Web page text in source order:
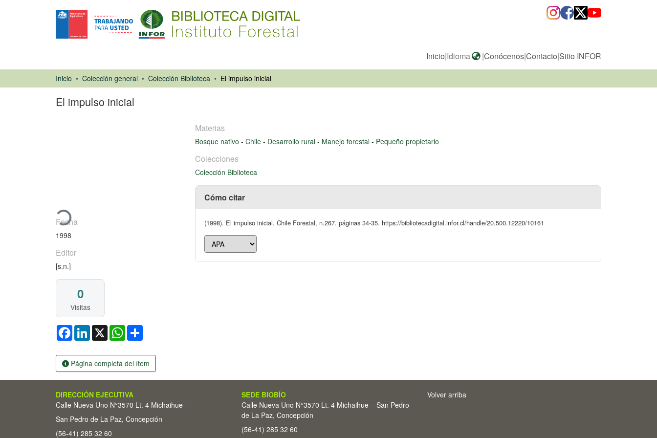
Inicio|Idioma |Conócenos|Contacto|Sitio INFOR
Inicio Colección general Colección Biblioteca El impulso inicial
El impulso inicial
Cargando...
Fecha
1998
Editor
[s.n.]
0
Visitas
FacebookLinkedIn
X WhatsApp
Página completa del ítem
Materias
Bosque nativo - Chile - Desarrollo rural - Manejo forestal - Pequeño propietario
Colecciones
Colección Biblioteca
Cómo citar
(1998). El impulso inicial. Chile Forestal, n.267. páginas 34-35. https://bibliotecadigital.infor.cl/handle/20.500.12220/10161
DIRECCIÓN EJECUTIVA
Calle Nueva Uno N°3570 Lt. 4 Michaihue -
San Pedro de La Paz, Concepción
(56-41) 285 32 60
SEDE BIOBÍO
Calle Nueva Uno N°3570 Lt. 4 Michaihue – San Pedro
de La Paz, Concepción
(56-41) 285 32 60
Volver arriba